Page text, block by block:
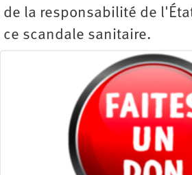
de la responsabilité de
ce scandale sanitaire.